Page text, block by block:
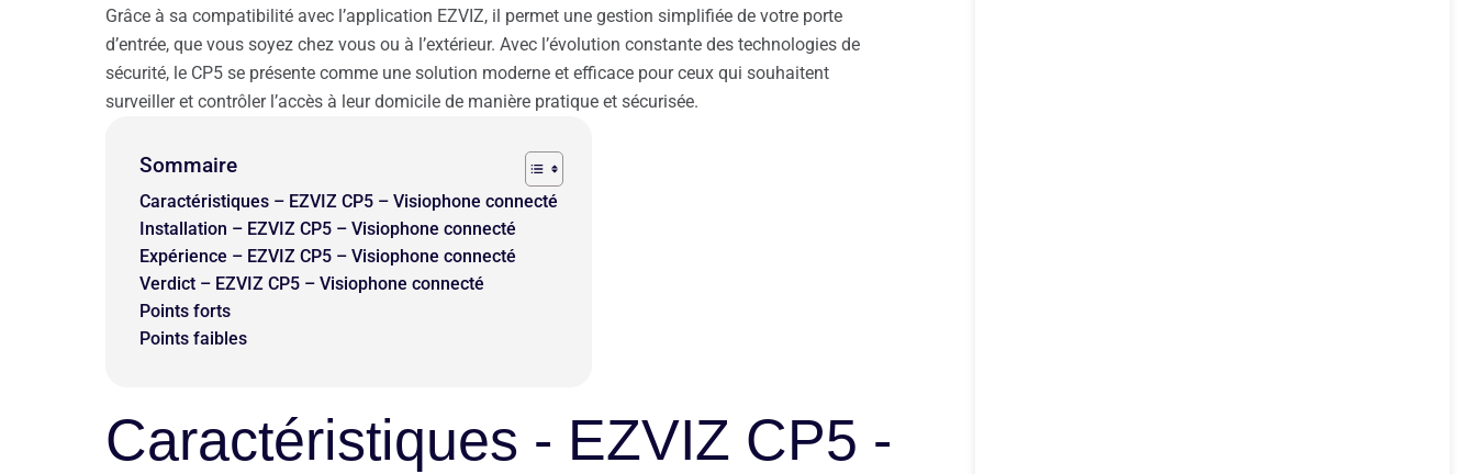
Grâce à sa compatibilité avec l’application EZVIZ, il permet une gestion simplifiée de votre porte
d’entrée, que vous soyez chez vous ou à l’extérieur. Avec l’évolution constante des technologies de
sécurité, le CP5 se présente comme une solution moderne et efficace pour ceux qui souhaitent
surveiller et contrôler l’accès à leur domicile de manière pratique et sécurisée.
Sommaire
Caractéristiques – EZVIZ CP5 – Visiophone connecté
Installation – EZVIZ CP5 – Visiophone connecté
Expérience – EZVIZ CP5 – Visiophone connecté
Verdict – EZVIZ CP5 – Visiophone connecté
Points forts
Points faibles
Caractéristiques - EZVIZ CP5 -